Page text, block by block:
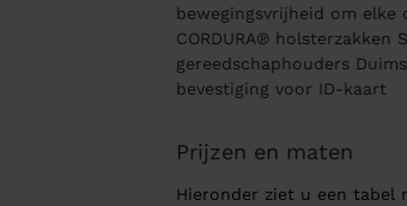
bewegingsvrijheid om
CORDURA® holsterzakken
gereedschaphouders
bevestiging voor ID-kaart
Prijzen en maten
Hieronder ziet u een tabel